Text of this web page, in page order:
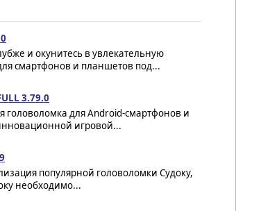
и окунитесь в увлекательную
смартфонов и планшетов под...
3.79.0
головоломка для Android-смартфонов и
игровой...
популярной головоломки Судоку,
необходимо...